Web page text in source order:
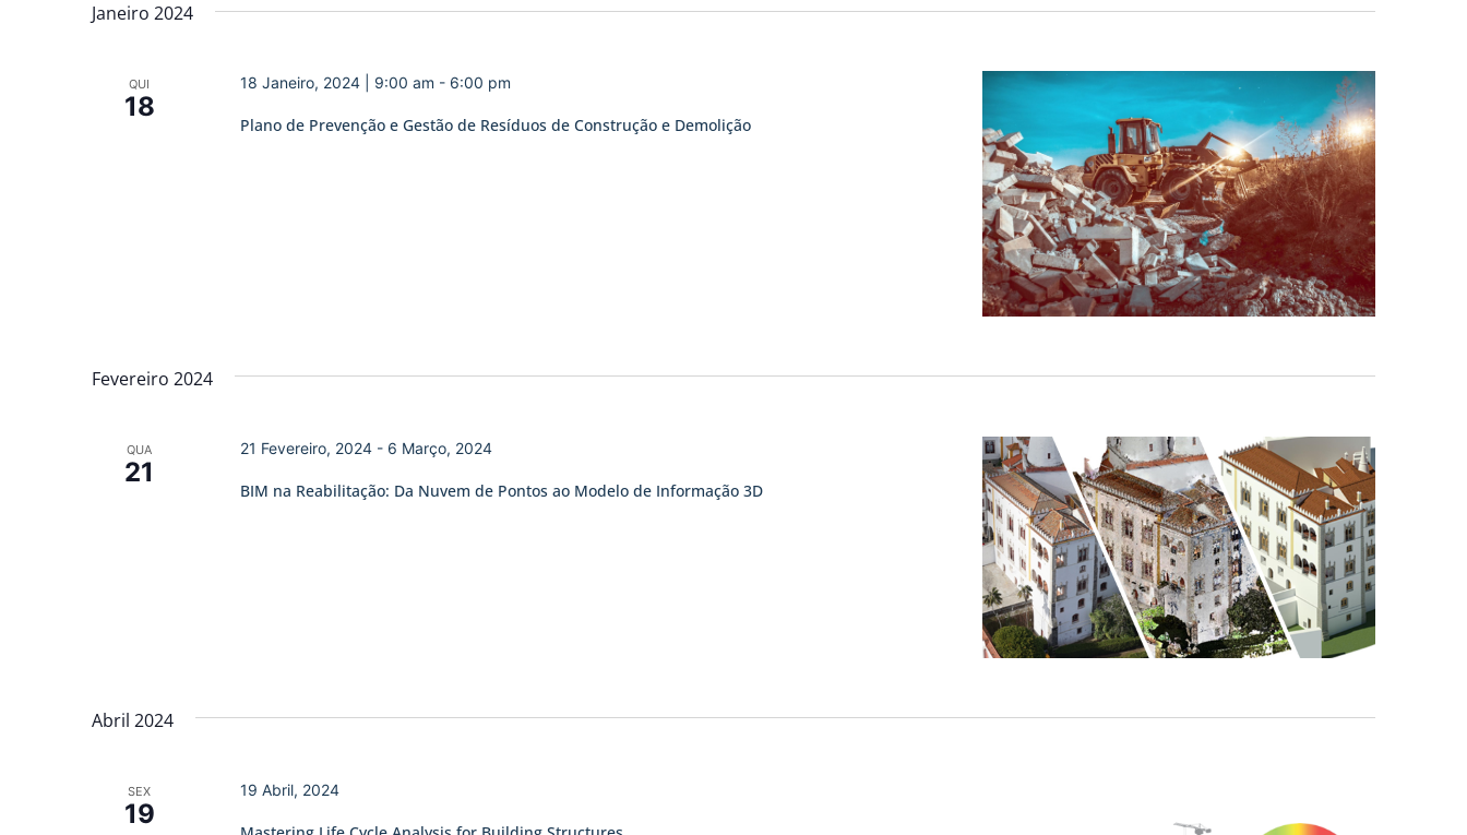
Eventos
Janeiro 2024
QUI
18
Plano de Prevenção e Gestão de Resíduos de Construção e Demolição
18 Janeiro, 2024 | 9:00 am - 6:00 pm
Fevereiro 2024
QUA
21
BIM na Reabilitação: Da Nuvem de Pontos ao Modelo de Informação 3D
21 Fevereiro, 2024- 6 Março, 2024
Abril 2024
SEX
19
19 Abril, 2024